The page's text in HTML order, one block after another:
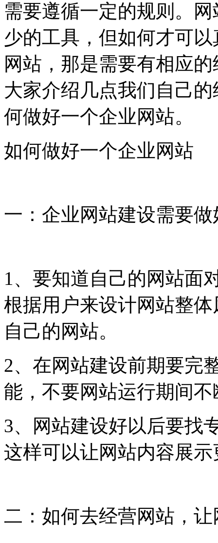
需要遵循一定的规则。
少的工具，但如何才可
网站，那是需要有相应
大家介绍几点我们自己
何做好一个企业网站。
如何做好一个企业网站
一：企业网站建设需要
1、要知道自己的网站面
根据用户来设计网站整
自己的网站。
2、在网站建设前期要完
能，不要网站运行期间
3、网站建设好以后要找
这样可以让网站内容展
二：如何去经营网站，